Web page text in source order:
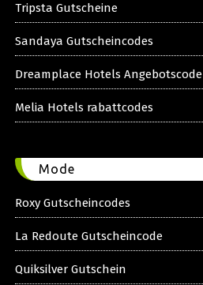
Tripsta Gutscheine
Sandaya Gutscheincodes
Dreamplace Hotels Angebotscode
Melia Hotels rabattcodes
Mode
Roxy Gutscheincodes
La Redoute Gutscheincode
Quiksilver Gutschein